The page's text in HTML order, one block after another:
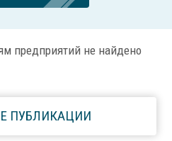
предприятий не найдено
ПУБЛИКАЦИИ